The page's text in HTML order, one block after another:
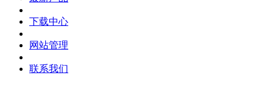
下载中心
网站管理
联系我们